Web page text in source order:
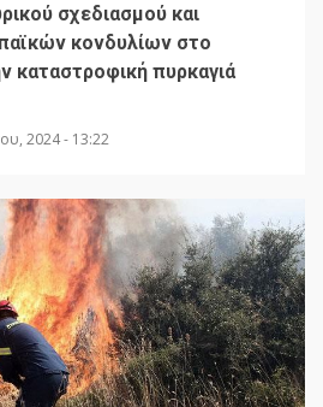
σχεδιασμού και
κονδυλίων στο
καταστροφική πυρκαγιά
2024 - 13:22